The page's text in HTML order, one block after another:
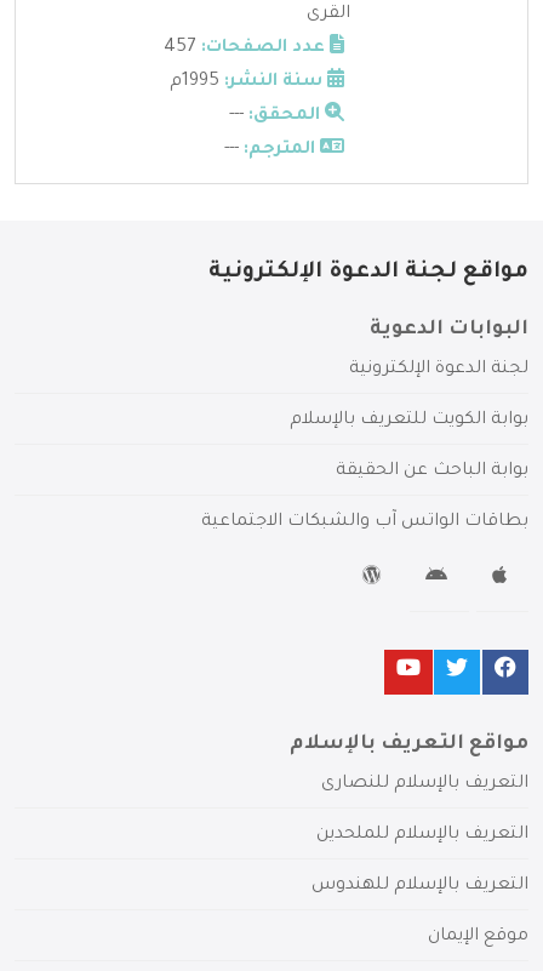
القرى
عدد الصفحات:
سنة النشر:
المحقق: ---
المترجم: ---
مواقع لجنة الدعوة الإلكترونية
البوابات الدعوية
لجنة الدعوة الإلكترونية
بوابة الكويت للتعريف بالإسلام
بوابة الباحث عن الحقيقة
بطاقات الواتس آب والشبكات الاجتماعية
مواقع التعريف بالإسلام
التعريف بالإسلام للنصارى
التعريف بالإسلام للملحدين
التعريف بالإسلام للهندوس
موقع الإيمان